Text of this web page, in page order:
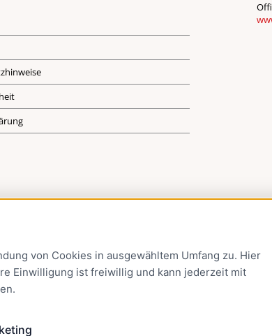
von Cookies in ausgewähltem Umfang zu. Hier
Einwilligung ist freiwillig und kann jederzeit mit